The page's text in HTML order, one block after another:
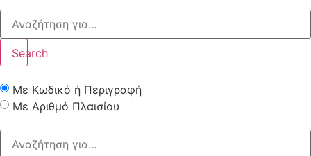
Search
Με Κωδικό ή Περιγραφή
Με Αριθμό Πλαισίου